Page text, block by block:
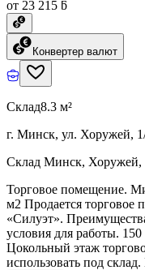
от 23 215 ƃ
Конвертер валют
Склад8.3 м²
г. Минск, ул. Хоружей,
Склад Минск, Хоружей,
Торговое помещение.
м2 Продается торговое
«Силуэт».
условия для работы.
Цокольный этаж
использовать под